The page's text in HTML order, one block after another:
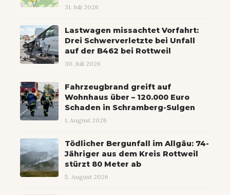
31. Juli 2026
Lastwagen missachtet Vorfahrt:
Drei Schwerverletzte bei Unfall
auf der B462 bei Rottweil
30. Juli 2026
Fahrzeugbrand greift auf
Wohnhaus über – 120.000 Euro
Schaden in Schramberg-Sulgen
1. August 2026
Tödlicher Bergunfall im Allgäu: 74-
Jähriger aus dem Kreis Rottweil
stürzt 80 Meter ab
5. August 2026